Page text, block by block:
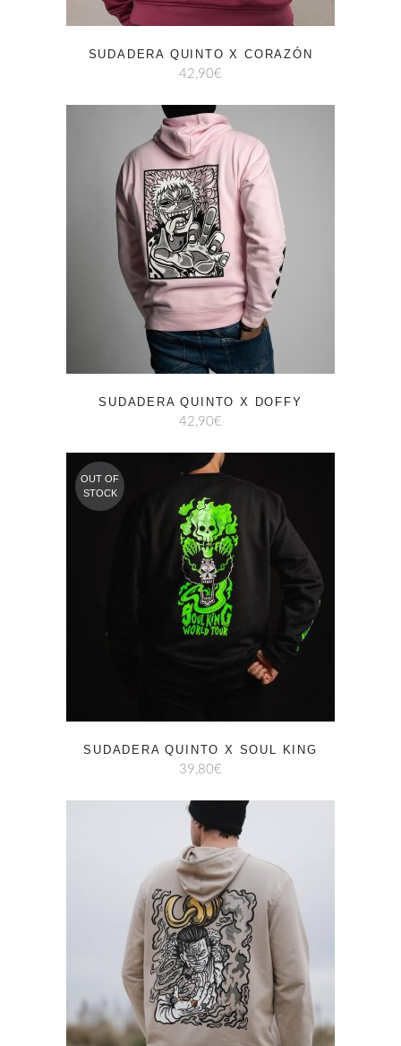
SUDADERA QUINTO X CORAZÓN
42,90€
SUDADERA QUINTO X DOFFY
42,90€
OUT OF
STOCK
SUDADERA QUINTO X SOUL KING
39,80€